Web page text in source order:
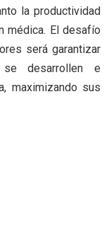
la productividad
médica. El desafío
será garantizar
desarrollen e
maximizando sus